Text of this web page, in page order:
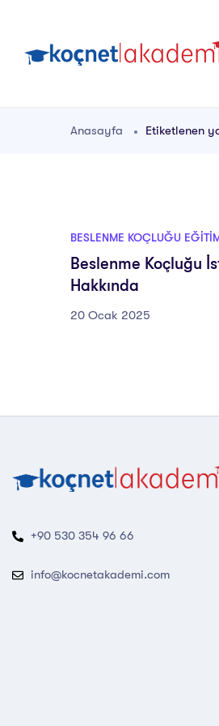
Anasayfa Etiketlenen
BESLENME KOÇLUĞU
Beslenme Koçluğu
Hakkında
20 Ocak 2025
+90 530 354 96 66
info@kocnetakademi.com